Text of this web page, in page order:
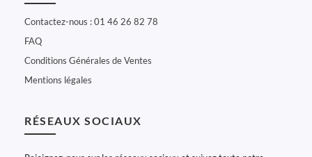
Contactez-nous : 01 46 26 82 78
FAQ
Conditions Générales de Ventes
Mentions légales
RÉSEAUX SOCIAUX